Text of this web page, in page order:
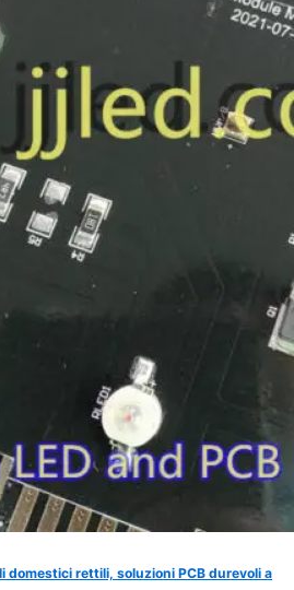
domestici rettili, soluzioni PCB durevoli a